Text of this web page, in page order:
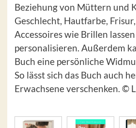
Beziehung von Müttern und
Geschlecht, Hautfarbe,
Accessoires wie Brillen
personalisieren. Außerdem
Buch eine persönliche
So lässt sich das Buch auch
Erwachsene verschenken. ©